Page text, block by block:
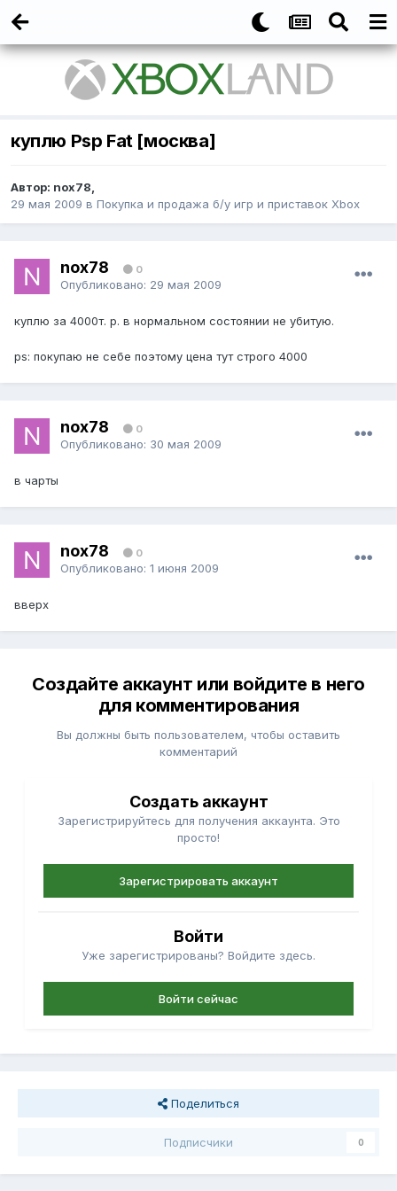
куплю Psp Fat [москва]
Автор: nox78,
29 мая 2009 в Покупка и продажа б/у игр и приставок Xbox
nox78 0
Опубликовано: 29 мая 2009
куплю за 4000т. р. в нормальном состоянии не убитую.
ps: покупаю не себе поэтому цена тут строго 4000
nox78 0
Опубликовано: 30 мая 2009
в чарты
nox78 0
Опубликовано: 1 июня 2009
вверх
Создайте аккаунт или войдите в него
для комментирования
Вы должны быть пользователем, чтобы оставить
комментарий
Создать аккаунт
Зарегистрируйтесь для получения аккаунта. Это
просто!
Зарегистрировать аккаунт
Войти
Уже зарегистрированы? Войдите здесь.
Войти сейчас
Поделиться
Подписчики 0